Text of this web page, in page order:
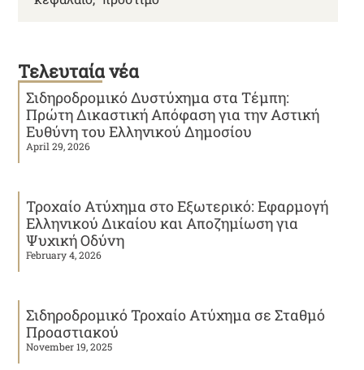
Τελευταία νέα
Σιδηροδρομικό Δυστύχημα στα Τέμπη:
Πρώτη Δικαστική Απόφαση για την Αστική
Ευθύνη του Ελληνικού Δημοσίου
April 29, 2026
Τροχαίο Ατύχημα στο Εξωτερικό: Εφαρμογή
Ελληνικού Δικαίου και Αποζημίωση για
Ψυχική Οδύνη
February 4, 2026
Σιδηροδρομικό Τροχαίο Ατύχημα σε Σταθμό
Προαστιακού
November 19, 2025